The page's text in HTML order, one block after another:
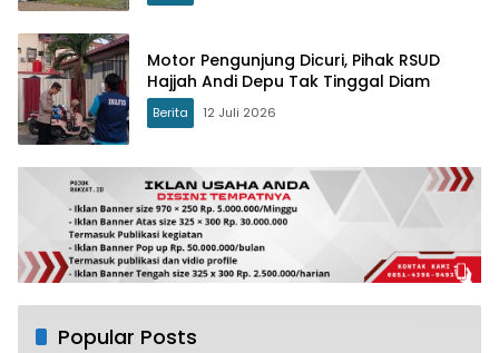
Motor Pengunjung Dicuri, Pihak RSUD
Hajjah Andi Depu Tak Tinggal Diam
Berita 12 Juli 2026
Popular Posts